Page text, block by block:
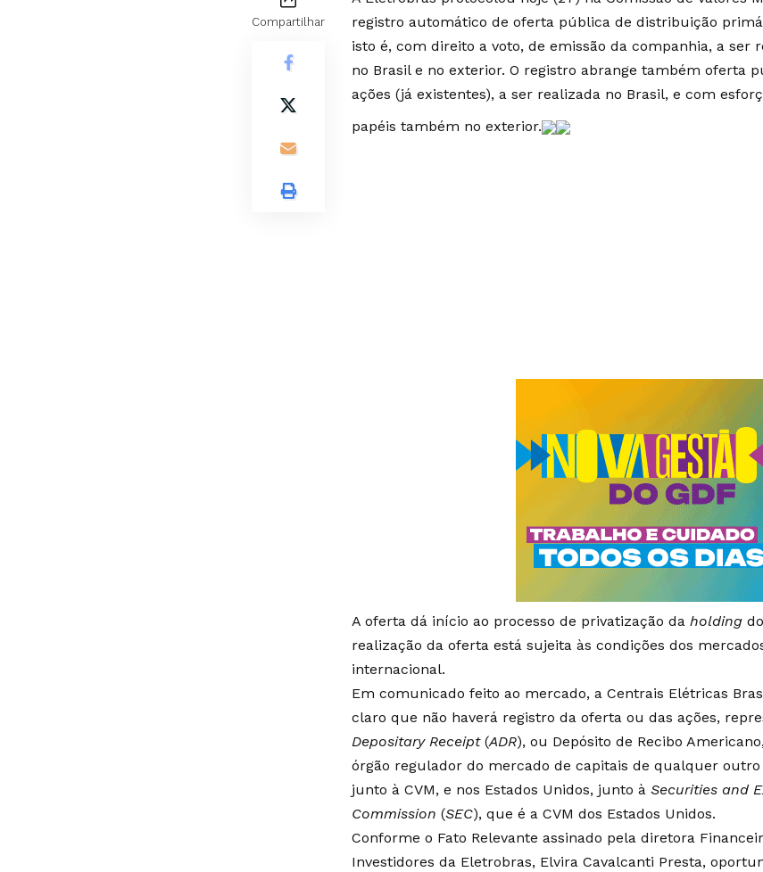
Compartilhar
registro automático de oferta pública de distribuição
isto é, com direito a voto, de emissão da companhia, a ser
no Brasil e no exterior. O registro abrange também oferta
ações (já existentes), a ser realizada no Brasil, e com
papéis também no exterior.
A oferta dá início ao processo de privatização da holding
realização da oferta está sujeita às condições dos
internacional.
Em comunicado feito ao mercado, a Centrais Elétricas
claro que não haverá registro da oferta ou das ações,
Depositary Receipt(ADR), ou Depósito de Recibo
órgão regulador do mercado de capitais de qualquer outro
junto à CVM, e nos Estados Unidos, junto à Securities and
Commission (SEC), que é a CVM dos Estados Unidos.
Conforme o Fato Relevante assinado pela diretora
Investidores da Eletrobras, Elvira Cavalcanti Presta,